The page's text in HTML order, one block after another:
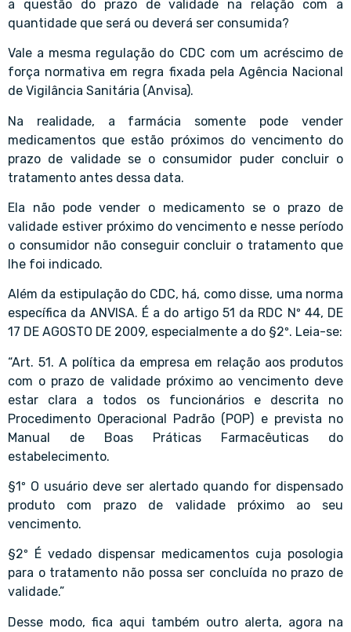
a questão do prazo de validade na relação com a
quantidade que será ou deverá ser consumida?
Vale a mesma regulação do CDC com um acréscimo de
força normativa em regra fixada pela Agência Nacional
de Vigilância Sanitária (Anvisa).
Na realidade, a farmácia somente pode vender
medicamentos que estão próximos do vencimento do
prazo de validade se o consumidor puder concluir o
tratamento antes dessa data.
Ela não pode vender o medicamento se o prazo de
validade estiver próximo do vencimento e nesse período
o consumidor não conseguir concluir o tratamento que
lhe foi indicado.
Além da estipulação do CDC, há, como disse, uma norma
específica da ANVISA. É a do artigo 51 da RDC Nº 44, DE
17 DE AGOSTO DE 2009, especialmente a do §2º. Leia-se:
“Art. 51. A política da empresa em relação aos produtos
com o prazo de validade próximo ao vencimento deve
estar clara a todos os funcionários e descrita no
Procedimento Operacional Padrão (POP) e prevista no
Manual de Boas Práticas Farmacêuticas do
estabelecimento.
§1º O usuário deve ser alertado quando for dispensado
produto com prazo de validade próximo ao seu
vencimento.
§2º É vedado dispensar medicamentos cuja posologia
para o tratamento não possa ser concluída no prazo de
validade.”
Desse modo, fica aqui também outro alerta, agora na